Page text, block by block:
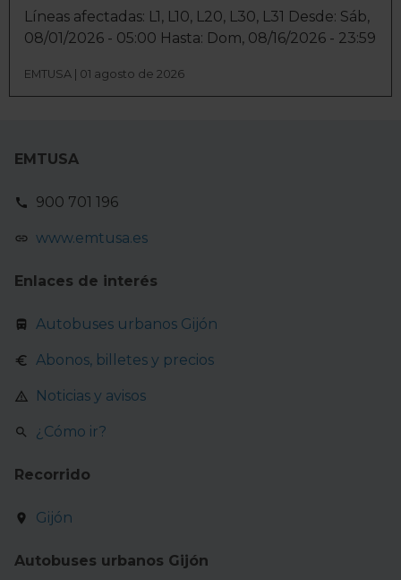
similares (como, por ejemplo, la dirección IP, los
identificadores de cookies o páginas visitadas), nos
esta página web sin coste para nuestros usuarios.
Pulsando el botónAceptar, puedes continuar la
permiten tanto el seguimiento y análisis de tu
desarrollar un perfil específico para mostrarte publicidad
también la opción de continuar pulsando la opción
salvo las estrictamente necesarias para el normal
Cookiespuedes consultar más información, modificar
tus preferencias y retirar tu consentimiento en cualquier
Líneas afectadas: L1, L10, L20, L30, L31 Desde: Sáb,
08/01/2026 - 05:00 Hasta: Dom, 08/16/2026 - 23:59
EMTUSA | 01 agosto de 2026
EMTUSA
900 701 196
www.emtusa.es
Enlaces de interés
Autobuses urbanos Gijón
Abonos, billetes y precios
Noticias y avisos
¿Cómo ir?
Recorrido
Gijón
Autobuses urbanos Gijón